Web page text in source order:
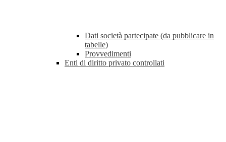
Dati società partecipate (da pubblicare in
tabelle)
Provvedimenti
Enti di diritto privato controllati